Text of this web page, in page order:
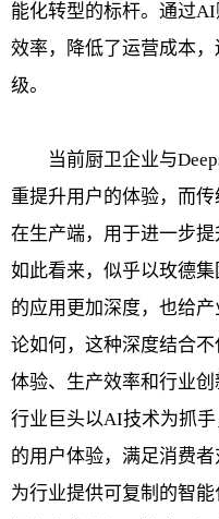
能化转型的标杆。通过
效率，降低了运营成本
级。
当前厨卫企业与
重提升用户的体验，而
在生产端，用于进一步提
如此看来，似乎以玫德
的应用更加深度，也给
论如何，这种深度结合
体验、生产效率和行业
行业巨头以AI技术为抓
的用户体验，满足消费
为行业提供可复制的智